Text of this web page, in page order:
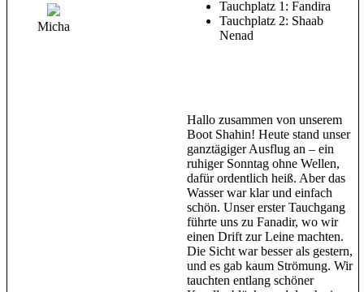
Micha
Tauchplatz 1: Fandira
Tauchplatz 2: Shaab
Nenad
Hallo zusammen von unserem
Boot Shahin! Heute stand unser
ganztägiger Ausflug an – ein
ruhiger Sonntag ohne Wellen,
dafür ordentlich heiß. Aber das
Wasser war klar und einfach
schön. Unser erster Tauchgang
führte uns zu Fanadir, wo wir
einen Drift zur Leine machten.
Die Sicht war besser als gestern,
und es gab kaum Strömung. Wir
tauchten entlang schöner